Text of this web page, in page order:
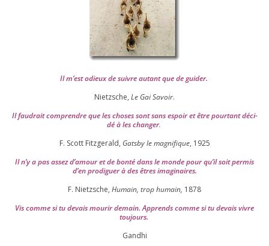
Il m’est odieux de suivre autant que de gui­der.
Nietzsche, Le Gai Savoir.
Il fau­drait com­prendre que les choses sont sans espoir et être pour­tant déci­
dé à les chan­ger.
F. Scott Fitzgerald, Gatsby le magni­fique, 1925
Il n’y a pas assez d’a­mour et de bon­té dans le monde pour qu’il soit per­mis
d’en pro­di­guer à des êtres imaginaires.
F. Nietzsche, Humain, trop humain, 1878
Vis comme si tu devais mou­rir demain. Apprends comme si tu devais vivre
toujours.
Gandhi